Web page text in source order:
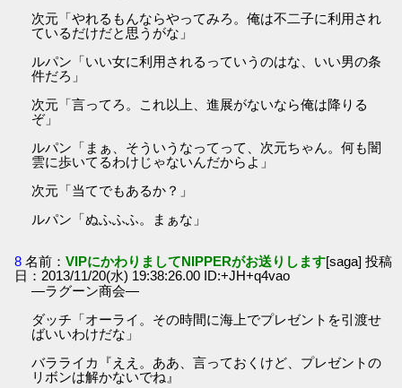
次元「やれるもんならやってみろ。俺は不二子に利用され
ているだけだと思うがな」
ルパン「いい女に利用されるっていうのはな、いい男の条
件だろ」
次元「言ってろ。これ以上、進展がないなら俺は降りる
ぞ」
ルパン「まぁ、そういうなってって、次元ちゃん。何も闇
雲に歩いてるわけじゃないんだからよ」
次元「当てでもあるか？」
ルパン「ぬふふふ。まぁな」
8 名前：VIPにかわりましてNIPPERがお送りします[saga] 投稿
日：2013/11/20(水) 19:38:26.00 ID:+JH+q4vao
―ラグーン商会―
ダッチ「オーライ。その時間に海上でプレゼントを引渡せ
ばいいわけだな」
バラライカ『ええ。ああ、言っておくけど、プレゼントの
リボンは解かないでね』